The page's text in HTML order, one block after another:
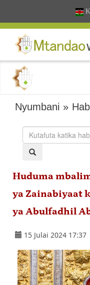
Nyumbani »
Huduma
ya Zainabiyaat
ya Abulfadhil
15 Julai 2024 17:37